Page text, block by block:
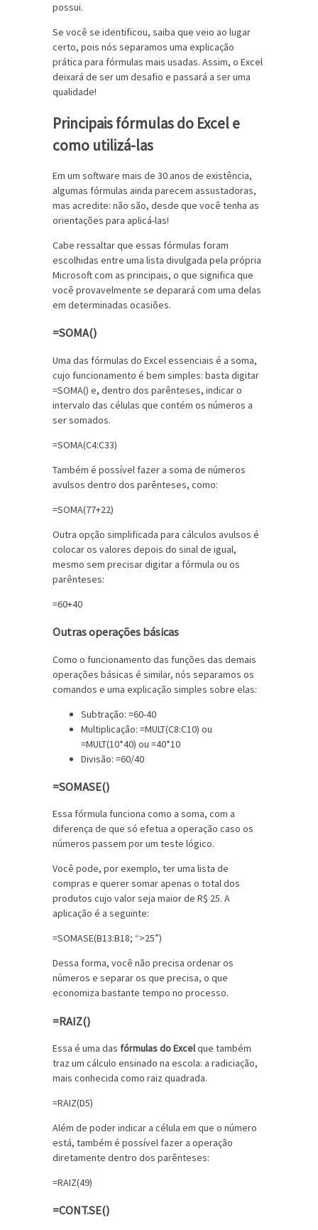
possui.
Se você se identificou, saiba que veio ao lugar
certo, pois nós separamos uma explicação
prática para fórmulas mais usadas. Assim, o Excel
deixará de ser um desafio e passará a ser uma
qualidade!
Principais fórmulas do Excel e
como utilizá-las
Em um software mais de 30 anos de existência,
algumas fórmulas ainda parecem assustadoras,
mas acredite: não são, desde que você tenha as
orientações para aplicá-las!
Cabe ressaltar que essas fórmulas foram
escolhidas entre uma lista divulgada pela própria
Microsoft com as principais, o que significa que
você provavelmente se deparará com uma delas
em determinadas ocasiões.
=SOMA()
Uma das fórmulas do Excel essenciais é a soma,
cujo funcionamento é bem simples: basta digitar
=SOMA() e, dentro dos parênteses, indicar o
intervalo das células que contém os números a
ser somados.
=SOMA(C4:C33)
Também é possível fazer a soma de números
avulsos dentro dos parênteses, como:
=SOMA(77+22)
Outra opção simplificada para cálculos avulsos é
colocar os valores depois do sinal de igual,
mesmo sem precisar digitar a fórmula ou os
parênteses:
=60+40
Outras operações básicas
Como o funcionamento das funções das demais
operações básicas é similar, nós separamos os
comandos e uma explicação simples sobre elas:
Subtração: =60-40
Multiplicação: =MULT(C8:C10) ou
=MULT(10*40) ou =40*10
Divisão: =60/40
=SOMASE()
Essa fórmula funciona como a soma, com a
diferença de que só efetua a operação caso os
números passem por um teste lógico.
Você pode, por exemplo, ter uma lista de
compras e querer somar apenas o total dos
produtos cujo valor seja maior de R$ 25. A
aplicação é a seguinte:
=SOMASE(B13:B18; “>25”)
Dessa forma, você não precisa ordenar os
números e separar os que precisa, o que
economiza bastante tempo no processo.
=RAIZ()
Essa é uma das fórmulas do Excelque também
traz um cálculo ensinado na escola: a radiciação,
mais conhecida como raiz quadrada.
=RAIZ(D5)
Além de poder indicar a célula em que o número
está, também é possível fazer a operação
diretamente dentro dos parênteses:
=RAIZ(49)
=CONT.SE()